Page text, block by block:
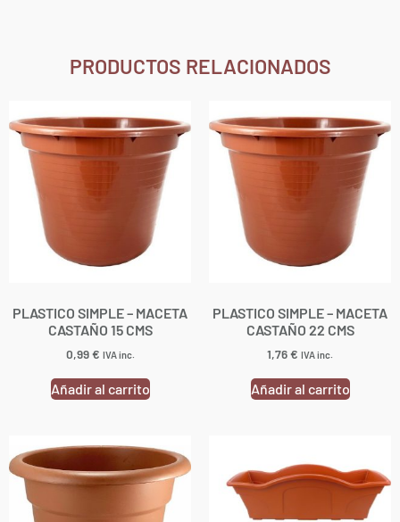
PRODUCTOS RELACIONADOS
PLASTICO SIMPLE – MACETA
CASTAÑO 15 CMS
0,99€ IVA inc.
Añadir al carrito
PLASTICO SIMPLE – MACETA
CASTAÑO 22 CMS
1,76€ IVA inc.
Añadir al carrito